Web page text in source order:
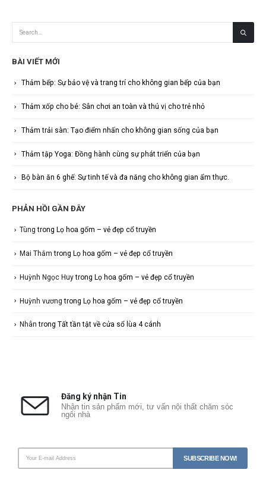
BÀI VIẾT MỚI
Thảm bếp: Sự bảo vệ và trang trí cho không gian bếp của bạn
Thảm xốp cho bé: Sân chơi an toàn và thú vị cho trẻ nhỏ
Thảm trải sàn: Tạo điểm nhấn cho không gian sống của bạn
Thảm tập Yoga: Đồng hành cùng sự phát triển của bạn
Bộ bàn ăn 6 ghế: Sự tinh tế và đa năng cho không gian ẩm thực.
PHẢN HỒI GẦN ĐÂY
Tùng trong Lọ hoa gốm – vẻ đẹp cổ truyền
Mai Thắm trong Lọ hoa gốm – vẻ đẹp cổ truyền
Huỳnh Ngọc Huytrong Lọ hoa gốm – vẻ đẹp cổ truyền
Huỳnh vương trong Lọ hoa gốm – vẻ đẹp cổ truyền
Nhân trong Tất tần tật về cửa sổ lùa 4 cánh
Đăng ký nhận Tin
Nhận tin sản phẩm mới, tư vấn nội thất chăm sóc
ngôi nhà